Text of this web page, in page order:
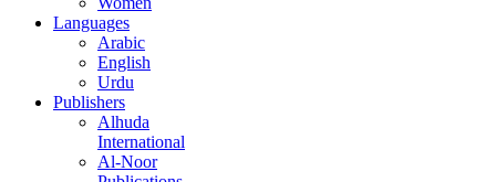
Languages
Arabic
English
Urdu
Publishers
Alhuda
International
Al-Noor